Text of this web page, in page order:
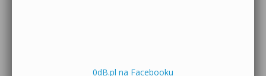
0dB.pl na Facebooku